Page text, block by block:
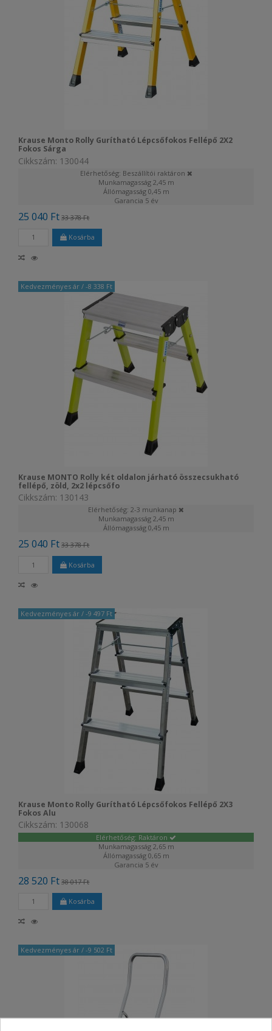
Krause Monto Rolly Gurítható Lépcsőfokos Fellépő 2X2
Fokos Sárga
Cikkszám: 130044
Elérhetőség: Beszállítói raktáron
Munkamagasság 2,45 m
Állómagasság 0,45 m
Garancia 5 év
25 040 Ft 33 378 Ft
Kosárba
Kedvezményes ár/ -8 338 Ft
Krause MONTO Rolly két oldalon járható összecsukható
fellépő, zöld, 2x2 lépcsőfo
Cikkszám: 130143
Elérhetőség: 2-3 munkanap
Munkamagasság 2,45 m
Állómagasság 0,45 m
25 040 Ft 33 378 Ft
Kosárba
Kedvezményes ár/ -9 497 Ft
Krause Monto Rolly Gurítható Lépcsőfokos Fellépő 2X3
Fokos Alu
Cikkszám: 130068
Elérhetőség: Raktáron
Munkamagasság 2,65 m
Állómagasság 0,65 m
Garancia 5 év
28 520 Ft 38 017 Ft
Kosárba
Kedvezményes ár/ -9 502 Ft